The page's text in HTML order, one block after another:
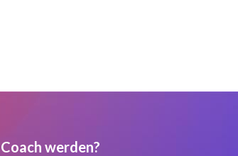
Coach werden?